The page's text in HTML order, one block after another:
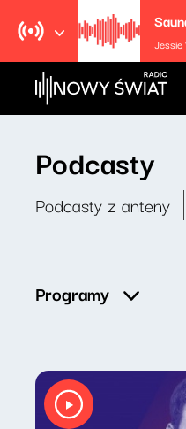
Podcasty
Podcasty z anteny
Programy